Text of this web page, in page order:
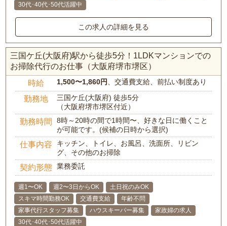
30代･40代･50代活躍中
この求人の詳細を見る
三国ケ丘(大阪府)駅から徒歩5分！1LDKマンションでの
お掃除代行のお仕事（大阪府堺市堺区）
時給 1,500〜1,860円 、交通費支給、前払い制度あり
勤務地
三国ケ丘(大阪府) 徒歩5分
（大阪府堺市堺区付近）
勤務時間
8時～20時の間で1時間〜、好きな日に働くこと
が可能です。(候補の日時から選択)
仕事内容
キッチン、トイレ、お風呂、洗面所、リビン
グ、その他のお掃除
契約形態 業務委託
週1〜OK 週2〜3日からOK
土日祝のみOK
スキマ時間勤務OK
交通費支給
年齢不問
家事代行スタッフ募集
ハウスキーパー募集
家政婦の求人
30代･40代･50代活躍中